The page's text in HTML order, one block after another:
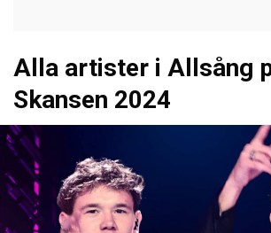
Alla artister i Allsång
Skansen 2024